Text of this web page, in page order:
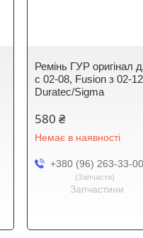
Ремінь ГУР оригінал
c 02-08, Fusion з 02-
Duratec/Sigma
580 ₴
Немає в наявності
+380 (96) 263-33-00
Запчасти
Запчастини